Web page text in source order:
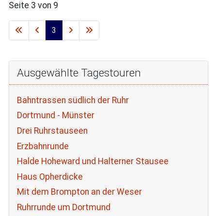
Seite 3 von 9
3
Ausgewählte Tagestouren
Bahntrassen südlich der Ruhr
Dortmund - Münster
Drei Ruhrstauseen
Erzbahnrunde
Halde Hoheward und Halterner Stausee
Haus Opherdicke
Mit dem Brompton an der Weser
Ruhrrunde um Dortmund